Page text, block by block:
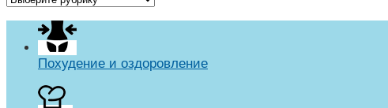
Похудение и оздоровление